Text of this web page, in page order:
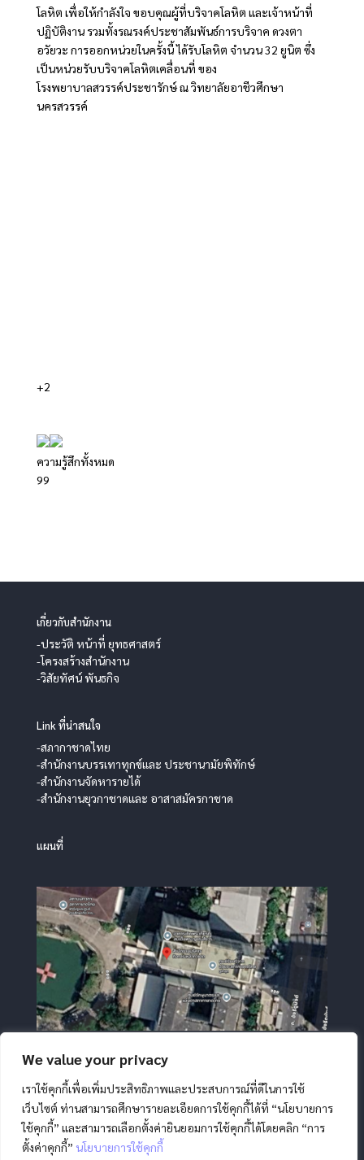
We value your privacy
เราใช้คุกกี้เพื่อเพิ่มประสิทธิภาพและประสบการณ์ที่ดีในการใช้
เว็บไซต์ ท่านสามารถศึกษารายละเอียดการใช้คุกกี้ได้ที่ “นโยบายการ
ใช้คุกกี้” และสามารถเลือกตั้งค่ายินยอมการใช้คุกกี้ได้โดยคลิก “การ
ตั้งค่าคุกกี้” นโยบายการใช้คุกกี้
โลหิต เพื่อให้กำลังใจ ขอบคุณผู้ที่บริจาคโลหิต และเจ้าหน้าที่
ปฏิบัติงาน รวมทั้งรณรงค์ประชาสัมพันธ์การบริจาค ดวงตา
อวัยวะ การออกหน่วยในครั้งนี้ ได้รับโลหิต จำนวน 32 ยูนิต ซึ่ง
เป็นหน่วยรับบริจาคโลหิตเคลื่อนที่ ของ
โรงพยาบาลสวรรค์ประชารักษ์ ณ วิทยาลัยอาชีวศึกษา
นครสวรรค์
+2
ความรู้สึกทั้งหมด
99
เกี่ยวกับสำนักงาน
-ประวัติ หน้าที่ ยุทธศาสตร์
-โครงสร้างสำนักงาน
-วิสัยทัศน์ พันธกิจ
Link ที่น่าสนใจ
-สภากาชาดไทย
-สำนักงานบรรเทาทุกข์และ ประชานามัยพิทักษ์
-สำนักงานจัดหารายได้
-สำนักงานยุวกาชาดและ อาสาสมัครกาชาด
แผนที่